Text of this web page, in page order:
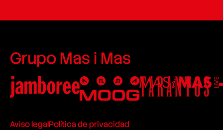
Grupo Mas i Mas
Aviso legalPolítica de privacidad